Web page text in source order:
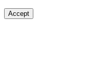
Accept